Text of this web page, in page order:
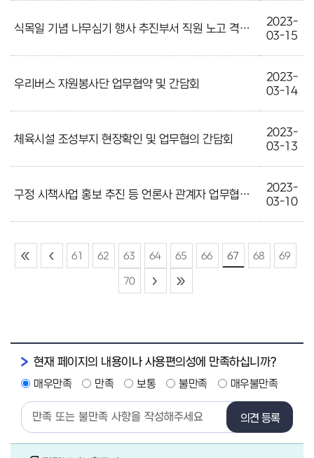
식목일 기념 나무심기 행사 추진부서 직원 노고 격려 외 1건
2023-
03-15
우리버스 자원봉사단 업무협약 및 간담회
2023-
03-14
체육시설 조성부지 현장확인 및 업무협의 간담회
2023-
03-13
구정 시책사업 홍보 추진 등 언론사 관계자 업무협의 간담회
2023-
03-10
61 62 63 64 65 66 67 68 69
70
현재 페이지의 내용이나 사용편의성에 만족하십니까?
매우만족 만족 보통 불만족 매우불만족
의견 등록